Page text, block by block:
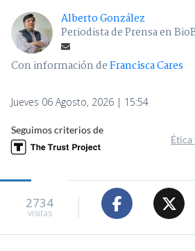
Alberto González
Periodista de Prensa en
Con información deFrancisca Cares
Jueves 06 Agosto, 2026 | 15:54
Seguimos criterios de
Ética
2734
visitas